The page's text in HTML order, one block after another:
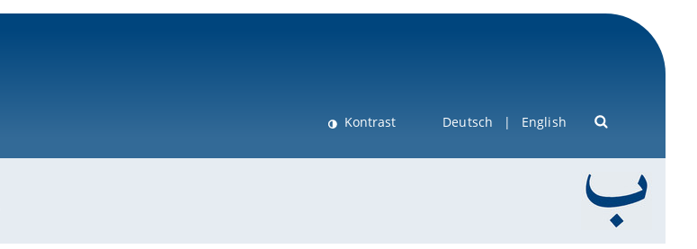
Kontrast Deutsch English